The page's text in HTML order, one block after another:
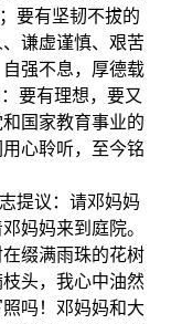
要有坚韧不拔的
谦虚谨慎、艰苦
强不息，厚德载
要有理想，要又
国家教育事业的
心聆听，至今铭
提议：请邓妈妈
妈妈来到庭院。
缀满雨珠的花树
枝头，我心中油然
吗！邓妈妈和大